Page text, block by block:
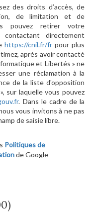
des droits d’accès, de
de limitation et de
pouvez retirer votre
directement
https://cnil.fr/fr pour plus
après avoir contacté
et Libertés » ne
une réclamation à la
de la liste d'opposition
sur laquelle vous pouvez
. Dans le cadre de la
vous invitons à ne pas
de saisie libre.
Politiques de
de Google